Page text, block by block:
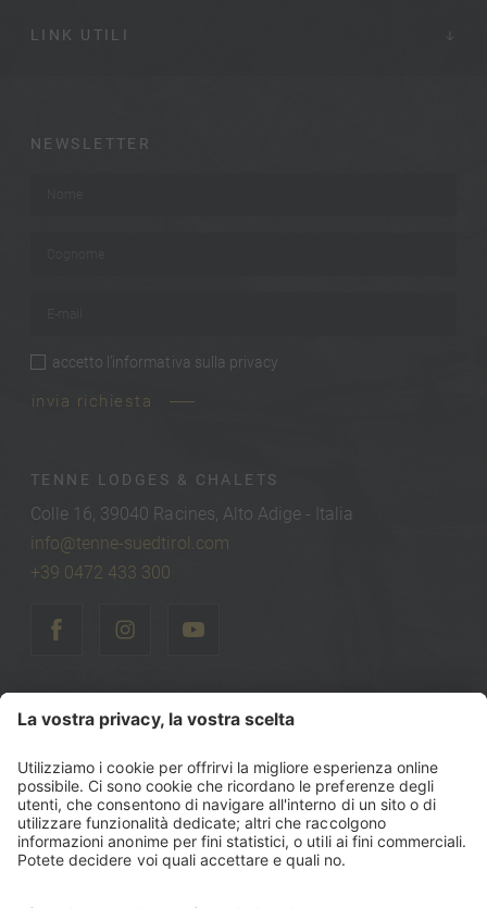
LINK UTILI
NEWSLETTER
privacy*
accetto l’informativa sulla privacy
invia richiesta
TENNE LODGES & CHALETS
Colle 16, 39040 Racines, Alto Adige - Italia
info@tenne-suedtirol.com
+39 0472 433 300
© 2026
Tenne Lodges & Chalets